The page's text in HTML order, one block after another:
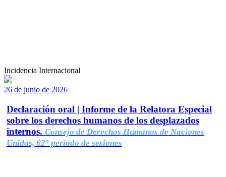
Incidencia Internacional
26 de junio de 2026
Declaración oral | Informe de la Relatora Especial
sobre los derechos humanos de los desplazados
internos. Consejo de Derechos Humanos de Naciones
Unidas, 62° período de sesiones